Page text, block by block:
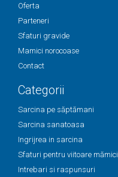
Oferta
Parteneri
Sfaturi gravide
Mamici norocoase
Contact
Categorii
Sarcina pe săptămani
Sarcina sanatoasa
Ingrijrea in sarcina
Sfaturi pentru viitoare mămici
Intrebari si raspunsuri